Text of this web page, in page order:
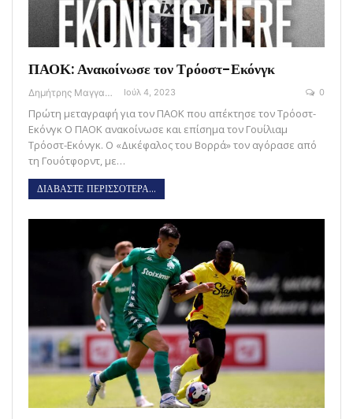
ΠΑΟΚ: Ανακοίνωσε τον Τρόοστ-Εκόνγκ
Δημήτρης Μαγγανάρης Ιούλ 4, 2023 0
Πρώτη μεταγραφή για τον ΠΑΟΚ που απέκτησε τον Τρόοστ-
Εκόνγκ Ο ΠΑΟΚ ανακοίνωσε και επίσημα τον Γουίλιαμ
Τρόοστ-Εκόνγκ. Ο «Δικέφαλος του Βορρά» τον αγόρασε από
τη Γουότφορντ, με…
ΔΙΑΒΑΣΤΕ ΠΕΡΙΣΣΟΤΕΡΑ...